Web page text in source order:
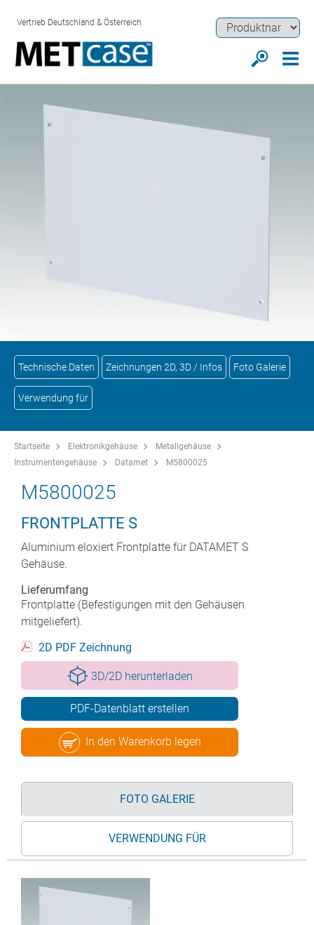
Vertrieb Deutschland & Österreich
Technische Daten Zeichnungen 2D, 3D / Infos Foto Galerie
Verwendung für
Startseite Elektronikgehäuse
Metallgehäuse
Instrumentengehäuse
Datamet M5800025
M5800025
FRONTPLATTE S
Aluminium eloxiert Frontplatte für DATAMET S
Gehäuse.
Lieferumfang
Frontplatte (Befestigungen mit den Gehäusen
mitgeliefert).
2D PDF Zeichnung
3D/2D herunterladen
PDF-Datenblatt erstellen
In den Warenkorb legen
FOTO GALERIE
VERWENDUNG FÜR